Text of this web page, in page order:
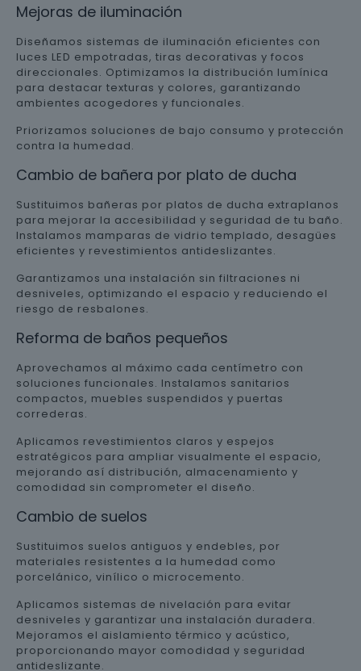
Mejoras de iluminación
Diseñamos sistemas de iluminación eficientes con
luces LED empotradas, tiras decorativas y focos
direccionales. Optimizamos la distribución lumínica
para destacar texturas y colores, garantizando
ambientes acogedores y funcionales.
Priorizamos soluciones de bajo consumo y protección
contra la humedad.
Cambio de bañera por plato de ducha
Sustituimos bañeras por platos de ducha extraplanos
para mejorar la accesibilidad y seguridad de tu baño.
Instalamos mamparas de vidrio templado, desagües
eficientes y revestimientos antideslizantes.
Garantizamos una instalación sin filtraciones ni
desniveles, optimizando el espacio y reduciendo el
riesgo de resbalones.
Reforma de baños pequeños
Aprovechamos al máximo cada centímetro con
soluciones funcionales. Instalamos sanitarios
compactos, muebles suspendidos y puertas
correderas.
Aplicamos revestimientos claros y espejos
estratégicos para ampliar visualmente el espacio,
mejorando así distribución, almacenamiento y
comodidad sin comprometer el diseño.
Cambio de suelos
Sustituimos suelos antiguos y endebles, por
materiales resistentes a la humedad como
porcelánico, vinílico o microcemento.
Aplicamos sistemas de nivelación para evitar
desniveles y garantizar una instalación duradera.
Mejoramos el aislamiento térmico y acústico,
proporcionando mayor comodidad y seguridad
antideslizante.